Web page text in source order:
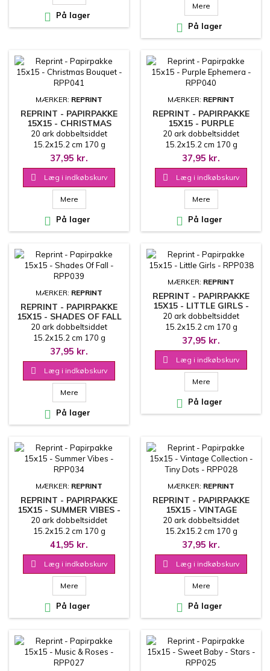
 På lager
Mere
 På lager
MÆRKER: REPRINT
REPRINT - PAPIRPAKKE
15X15 - CHRISTMAS
BOUQUET - RPP041
20 ark dobbeltsiddet
15.2x15.2 cm 170 g
37,95 kr.
 Læg i indkøbskurv
Mere
 På lager
MÆRKER: REPRINT
REPRINT - PAPIRPAKKE
15X15 - PURPLE
EPHEMERA - RPP040
20 ark dobbeltsiddet
15.2x15.2 cm 170 g
37,95 kr.
 Læg i indkøbskurv
Mere
 På lager
MÆRKER: REPRINT
REPRINT - PAPIRPAKKE
15X15 - SHADES OF FALL
- RPP039
20 ark dobbeltsiddet
15.2x15.2 cm 170 g
37,95 kr.
 Læg i indkøbskurv
Mere
 På lager
MÆRKER: REPRINT
REPRINT - PAPIRPAKKE
15X15 - LITTLE GIRLS -
RPP038
20 ark dobbeltsiddet
15.2x15.2 cm 170 g
37,95 kr.
 Læg i indkøbskurv
Mere
 På lager
MÆRKER: REPRINT
REPRINT - PAPIRPAKKE
15X15 - SUMMER VIBES -
RPP034
20 ark dobbeltsiddet
15.2x15.2 cm 170 g
41,95 kr.
 Læg i indkøbskurv
Mere
 På lager
MÆRKER: REPRINT
REPRINT - PAPIRPAKKE
15X15 - VINTAGE
COLLECTION - TINY
DOTS - RPP028
20 ark dobbeltsiddet
15.2x15.2 cm 170 g
37,95 kr.
 Læg i indkøbskurv
Mere
 På lager